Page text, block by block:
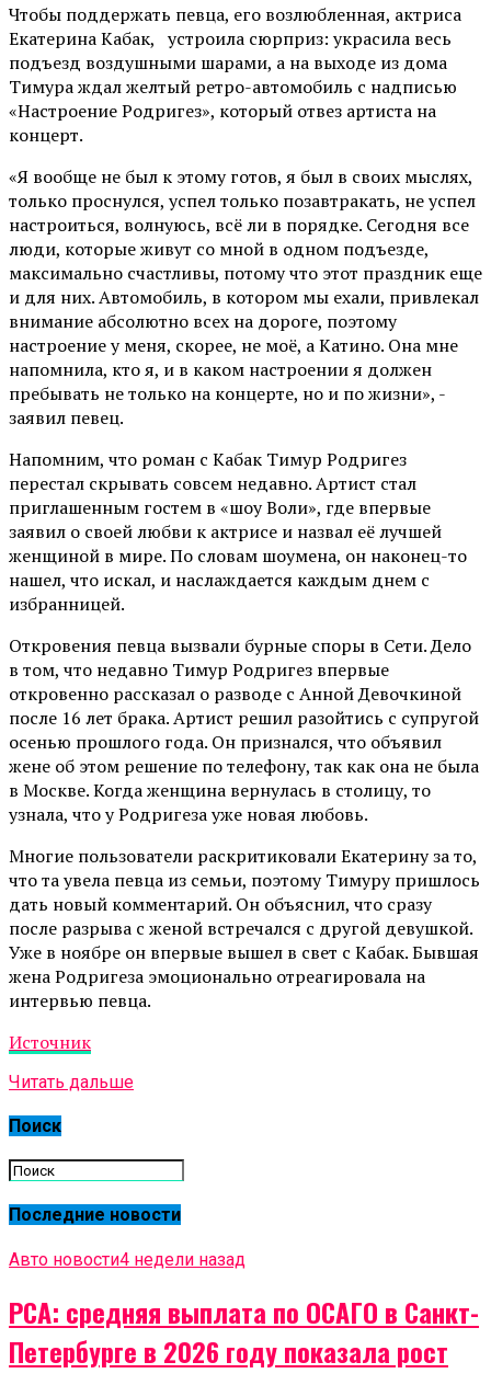
Чтобы поддержать певца, его возлюбленная, актриса
Екатерина Кабак, устроила сюрприз: украсила весь
подъезд воздушными шарами, а на выходе из дома
Тимура ждал желтый ретро-автомобиль с надписью
«Настроение Родригез», который отвез артиста на
концерт.
«Я вообще не был к этому готов, я был в своих мыслях,
только проснулся, успел только позавтракать, не успел
настроиться, волнуюсь, всё ли в порядке. Сегодня все
люди, которые живут со мной в одном подъезде,
максимально счастливы, потому что этот праздник еще
и для них. Автомобиль, в котором мы ехали, привлекал
внимание абсолютно всех на дороге, поэтому
настроение у меня, скорее, не моё, а Катино. Она мне
напомнила, кто я, и в каком настроении я должен
пребывать не только на концерте, но и по жизни», -
заявил певец.
Напомним, что роман с Кабак Тимур Родригез
перестал скрывать совсем недавно. Артист стал
приглашенным гостем в «шоу Воли», где впервые
заявил о своей любви к актрисе и назвал её лучшей
женщиной в мире. По словам шоумена, он наконец-то
нашел, что искал, и наслаждается каждым днем с
избранницей.
Откровения певца вызвали бурные споры в Сети. Дело
в том, что недавно Тимур Родригез впервые
откровенно рассказал о разводе с Анной Девочкиной
после 16 лет брака. Артист решил разойтись с супругой
осенью прошлого года. Он признался, что объявил
жене об этом решение по телефону, так как она не была
в Москве. Когда женщина вернулась в столицу, то
узнала, что у Родригеза уже новая любовь.
Многие пользователи раскритиковали Екатерину за то,
что та увела певца из семьи, поэтому Тимуру пришлось
дать новый комментарий. Он объяснил, что сразу
после разрыва с женой встречался с другой девушкой.
Уже в ноябре он впервые вышел в свет с Кабак. Бывшая
жена Родригеза эмоционально отреагировала на
интервью певца.
Источник
Читать дальше
Поиск
Последние новости
Авто новости4 недели назад
РСА: средняя выплата по ОСАГО в Санкт-
Петербурге в 2026 году показала рост